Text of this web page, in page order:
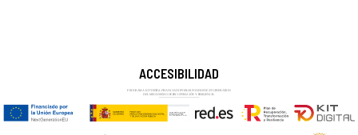
ACCESIBILIDAD